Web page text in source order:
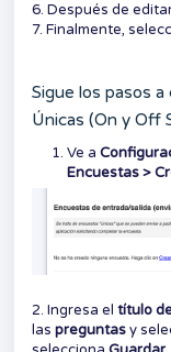
6. Después de
7. Finalmente,
Sigue los pasos
Únicas (On y Off
Ve a
Encuestas >
2. Ingresa el título
las preguntasy